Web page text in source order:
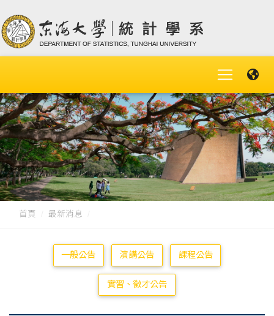
首頁 最新消息
一般公告 演講公告 課程公告
實習、徵才公告